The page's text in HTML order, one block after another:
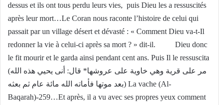
dessus et ils ont tous perdu leurs vies, puis Dieu les a ressuscités
après leur mort…Le Coran nous raconte l’histoire de celui qui
passait par un village désert et dévasté : « Comment Dieu va-t-Il
redonner la vie à celui-ci après sa mort ? » dit-il. Dieu donc
le fit mourir et le garda ainsi pendant cent ans. Puis Il le ressuscita
(مر على قرية وهي خاوية على عروشها* قال: أنى يحيي هذه الله
بعد موتها فأماته الله مائة عام ثم بعثه) La vache (Al-
Baqarah)-259…Et après, il a vu avec ses propres yeux comment